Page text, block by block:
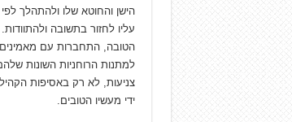
הישן והחוטא שלו ולהתהלך
עליו לחזור בתשובה
הטובה, התחברות עם מאמינים
למתנות הרוחניות השונות
צניעות, לא רק באסיפות
ידי מעשיו הטובים.